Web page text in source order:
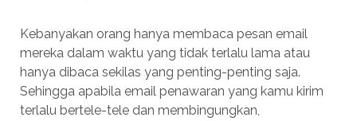
Kebanyakan orang hanya membaca pesan email
mereka dalam waktu yang tidak terlalu lama atau
hanya dibaca sekilas yang penting-penting saja.
Sehingga apabila email penawaran yang kamu kirim
terlalu bertele-tele dan membingungkan,